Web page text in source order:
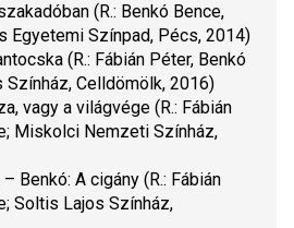
(R.: Benkó Bence,
Egyetemi Színpad, Pécs, 2014)
(R.: Fábián Péter, Benkó
Színház, Celldömölk, 2016)
vagy a világvége (R.: Fábián
Miskolci Nemzeti Színház,
Benkó: A cigány (R.: Fábián
Soltis Lajos Színház,